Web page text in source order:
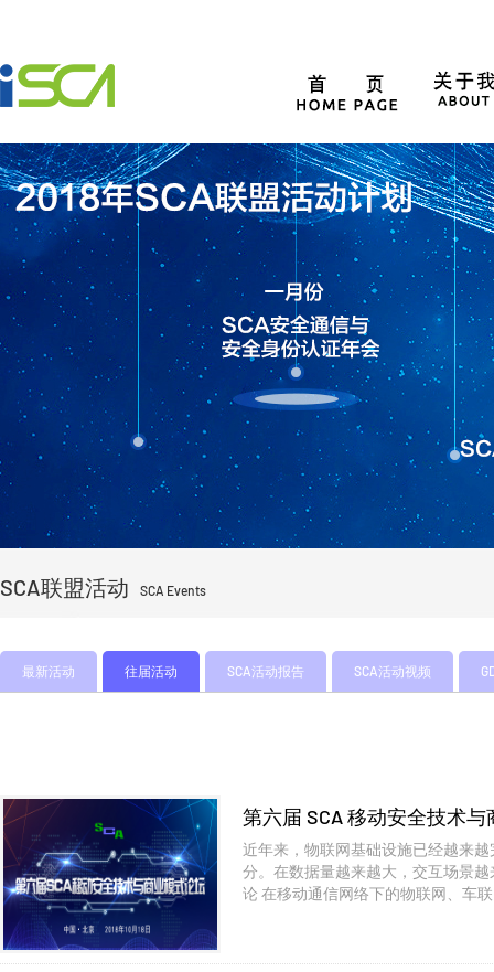
SCA联盟活动 SCA Events
最新活动 往届活动 SCA活动报告 SCA活动视频
第六届 SCA 移动安全技术
近年来，物联网基础设施已经越来
分。在数据量越来越大，交互场景
论 在移动通信网络下的物联网、车